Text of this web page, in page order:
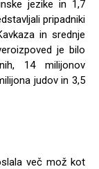
jezike in 1,7
pripadniki
in srednje
je bilo
14 milijonov
judov in 3,5
več mož kot